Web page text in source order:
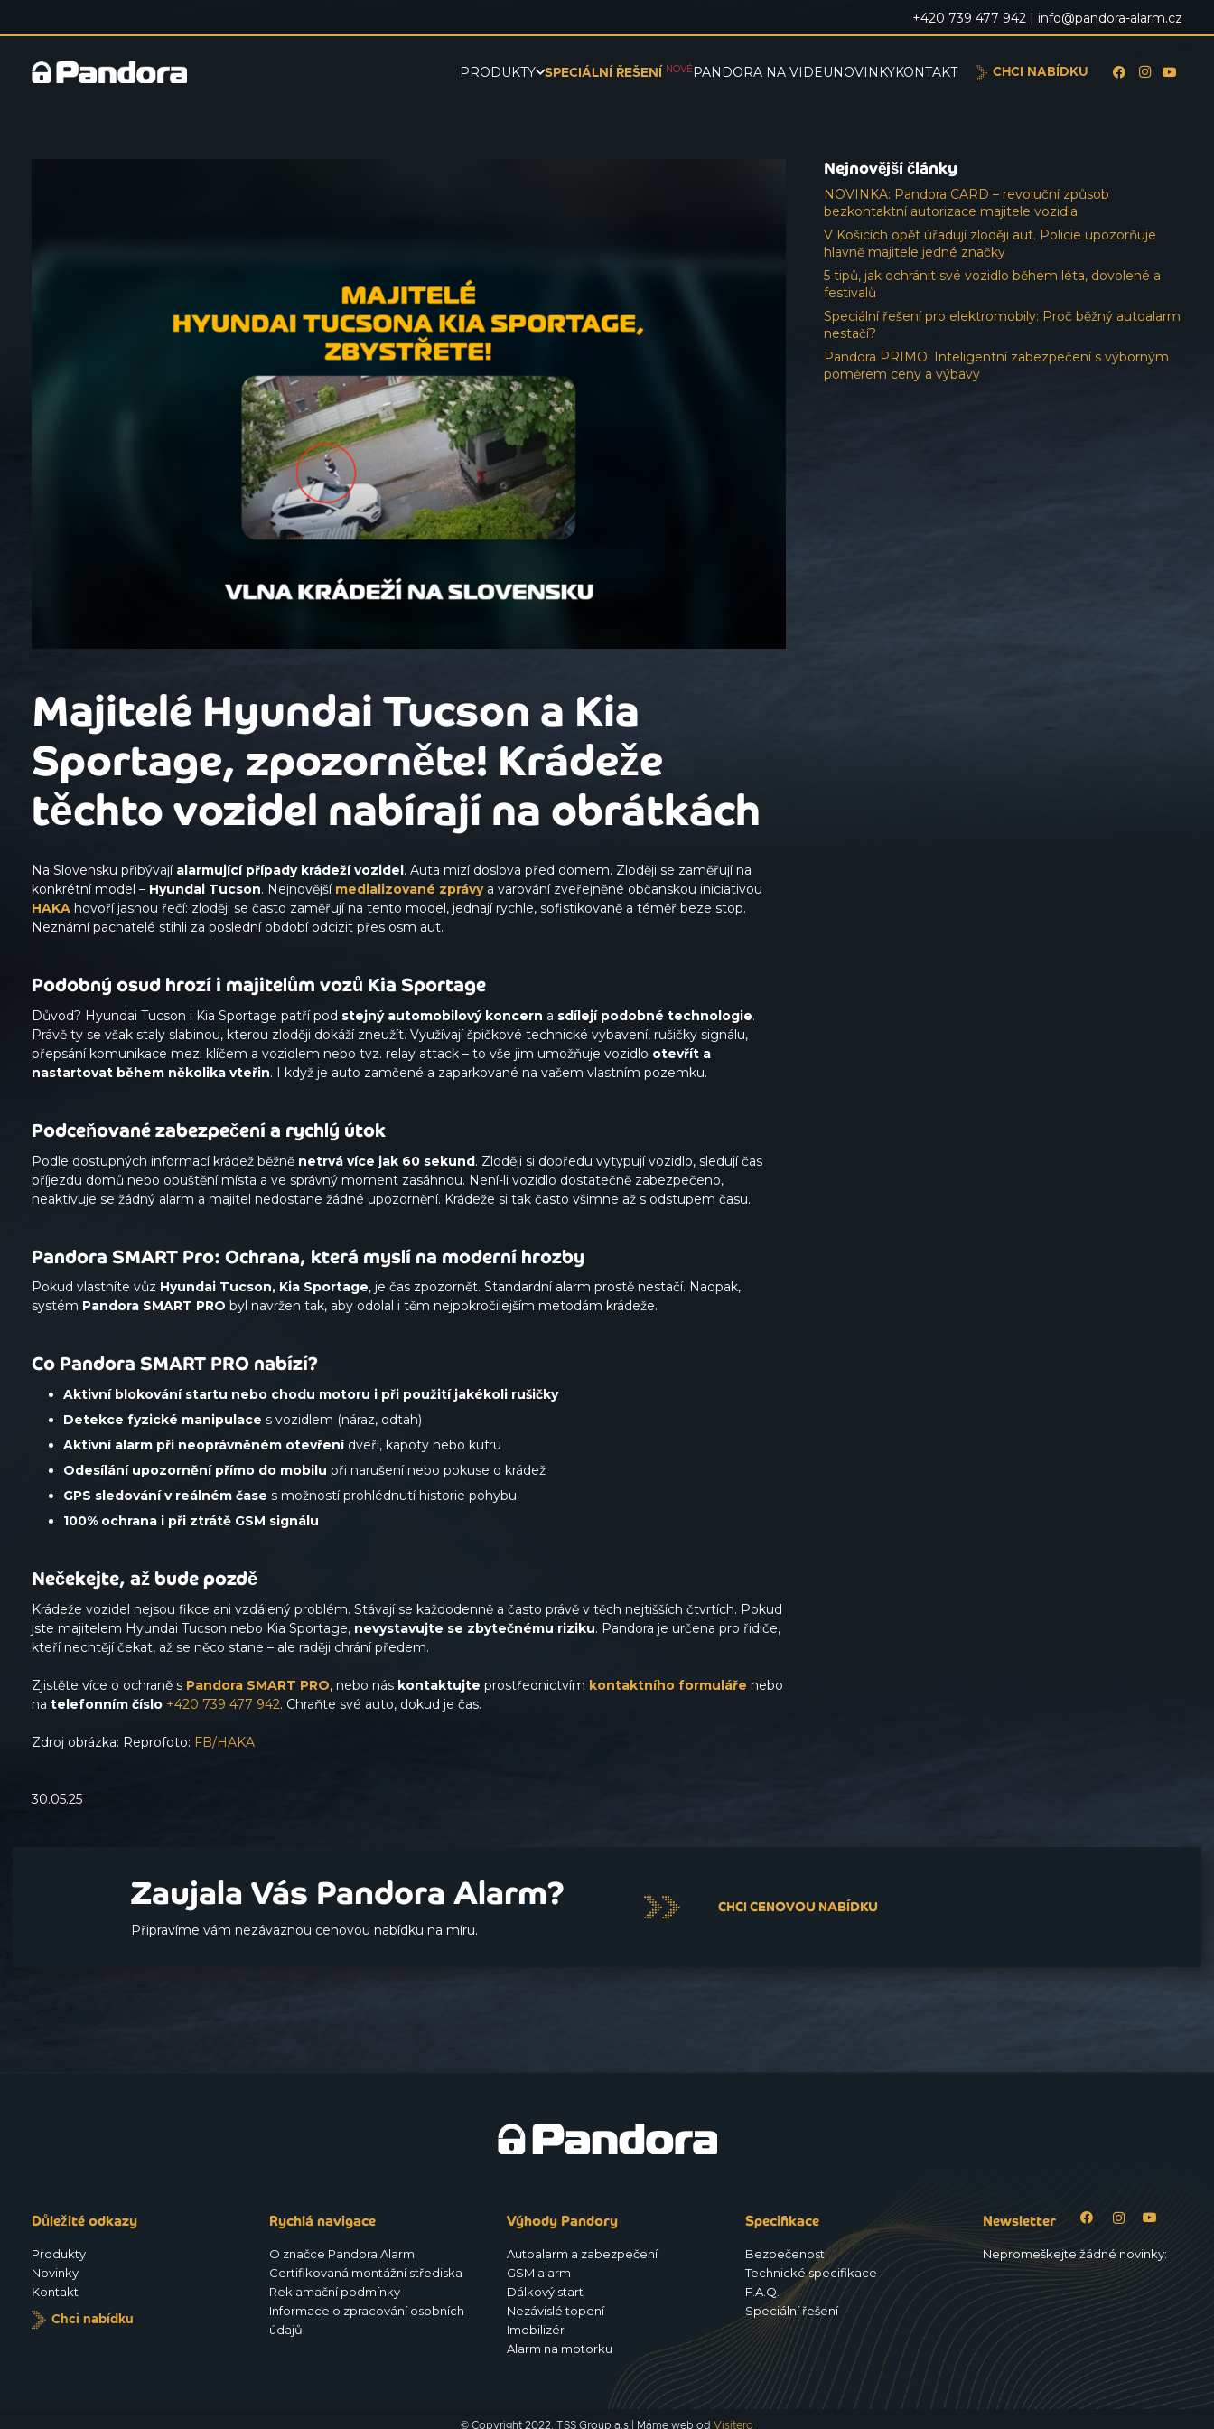
+420 739 477 942 | info@pandora-alarm.cz
PRODUKTY SPECIÁLNÍ ŘEŠENÍ NOVÉPANDORA NA VIDEUNOVINKYKONTAKT CHCI NABÍDKU
Majitelé Hyundai Tucson a Kia
Sportage, zpozorněte! Krádeže
těchto vozidel nabírají na obrátkách
Na Slovensku přibývají alarmující případy krádeží vozidel. Auta mizí doslova před domem. Zloději se zaměřují na
konkrétní model – Hyundai Tucson. Nejnovější medializované zprávya varování zveřejněné občanskou iniciativou
HAKA hovoří jasnou řečí: zloději se často zaměřují na tento model, jednají rychle, sofistikovaně a téměř beze stop.
Neznámí pachatelé stihli za poslední období odcizit přes osm aut.
Podobný osud hrozí i majitelům vozů Kia Sportage
Důvod? Hyundai Tucson i Kia Sportage patří pod stejný automobilový koncern a sdílejí podobné technologie.
Právě ty se však staly slabinou, kterou zloději dokáží zneužít. Využívají špičkové technické vybavení, rušičky signálu,
přepsání komunikace mezi klíčem a vozidlem nebo tvz. relay attack – to vše jim umožňuje vozidlo otevřít a
nastartovat během několika vteřin. I když je auto zamčené a zaparkované na vašem vlastním pozemku.
Podceňované zabezpečení a rychlý útok
Podle dostupných informací krádež běžně netrvá více jak 60 sekund. Zloději si dopředu vytypují vozidlo, sledují čas
příjezdu domů nebo opuštění místa a ve správný moment zasáhnou. Není-li vozidlo dostatečně zabezpečeno,
neaktivuje se žádný alarm a majitel nedostane žádné upozornění. Krádeže si tak často všimne až s odstupem času.
Pandora SMART Pro: Ochrana, která myslí na moderní hrozby
Pokud vlastníte vůz Hyundai Tucson, Kia Sportage, je čas zpozornět. Standardní alarm prostě nestačí. Naopak,
systém Pandora SMART PRO byl navržen tak, aby odolal i těm nejpokročilejším metodám krádeže.
Co Pandora SMART PRO nabízí?
Aktivní blokování startu nebo chodu motoru i při použití jakékoli rušičky
Detekce fyzické manipulace s vozidlem (náraz, odtah)
Aktívní alarm při neoprávněném otevřenídveří, kapoty nebo kufru
Odesílání upozornění přímo do mobilu při narušení nebo pokuse o krádež
GPS sledování v reálném čase s možností prohlédnutí historie pohybu
100% ochrana i při ztrátě GSM signálu
Nečekejte, až bude pozdě
Krádeže vozidel nejsou fikce ani vzdálený problém. Stávají se každodenně a často právě v těch nejtišších čtvrtích. Pokud
jste majitelem Hyundai Tucson nebo Kia Sportage, nevystavujte se zbytečnému riziku. Pandora je určena pro řidiče,
kteří nechtějí čekat, až se něco stane – ale raději chrání předem.
Zjistěte více o ochraně s Pandora SMART PRO, nebo nás kontaktujte prostřednictvím kontaktního formuláře nebo
na telefonním číslo +420 739 477 942. Chraňte své auto, dokud je čas.
Zdroj obrázka: Reprofoto: FB/HAKA
30.05.25
Nejnovější články
NOVINKA: Pandora CARD – revoluční způsob
bezkontaktní autorizace majitele vozidla
V Košicích opět úřadují zloději aut. Policie upozorňuje
hlavně majitele jedné značky
5 tipů, jak ochránit své vozidlo během léta, dovolené a
festivalů
Speciální řešení pro elektromobily: Proč běžný autoalarm
nestačí?
Pandora PRIMO: Inteligentní zabezpečení s výborným
poměrem ceny a výbavy
Zaujala Vás Pandora Alarm?
Připravíme vám nezávaznou cenovou nabídku na míru.
CHCI CENOVOU NABÍDKU
Důležité odkazy
Produkty
Novinky
Kontakt
Chci nabídku
Rychlá navigace
O značce Pandora Alarm
Certifikovaná montážní střediska
Reklamační podmínky
Informace o zpracování osobních
údajů
Výhody Pandory
Autoalarm a zabezpečení
GSM alarm
Dálkový start
Nezávislé topení
Imobilizér
Alarm na motorku
Specifikace
Bezpečenost
Technické specifikace
F.A.Q.
Speciální řešení
Newsletter
Nepromeškejte žádné novinky:
© Copyright 2022, TSS Group a.s.| Máme web od Visitero